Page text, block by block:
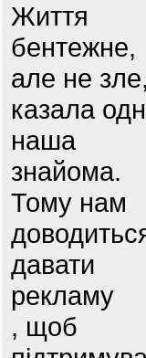
Життя
бентежне,
але не
казала
наша
знайома.
Тому нам
давати
рекламу
, щоб